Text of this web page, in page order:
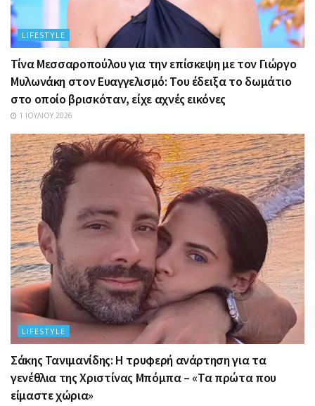
LIFESTYLE
Τίνα Μεσσαροπούλου για την επίσκεψη με τον Γιώργο
Μυλωνάκη στον Ευαγγελισμό: Του έδειξα το δωμάτιο
στο οποίο βρισκόταν, είχε αχνές εικόνες
1 ΙΟΥΛΊΟΥ 2026
LIFESTYLE
Σάκης Τανιμανίδης: Η τρυφερή ανάρτηση για τα
γενέθλια της Χριστίνας Μπόμπα – «Τα πρώτα που
είμαστε χώρια»